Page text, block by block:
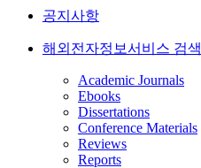
공지사항
해외전자정보서비스 검색
Academic Journals
Ebooks
Dissertations
Conference Materials
Reviews
Reports